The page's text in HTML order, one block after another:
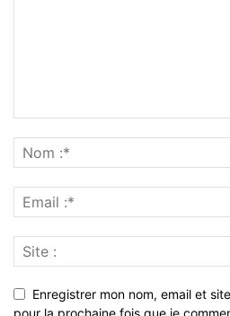
Enregistrer mon nom, email et